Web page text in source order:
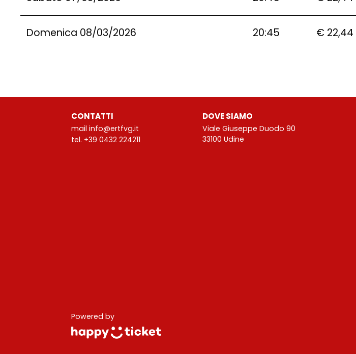
Domenica 08/03/2026 20:45 € 22,44
CONTATTI
mail info@ertfvg.it
tel. +39 0432 224211
DOVE SIAMO
Viale Giuseppe Duodo 90
33100 Udine
Powered by